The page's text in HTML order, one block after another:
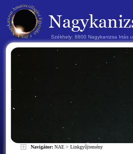
Székhely: 8800 Nagykanizsa
Navigátor: NAE > Linkgyűjtemény